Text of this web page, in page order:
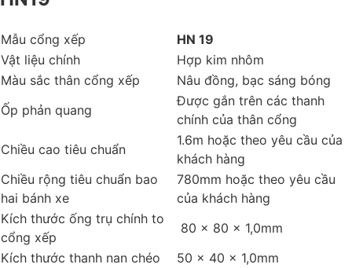
Mẫu cổng xếp
HN 19
Vật liệu chính
Hợp kim nhôm
Màu sắc thân cổng xếp
Nâu đồng, bạc sáng bóng
Ốp phản quang
Được gắn trên các thanh
chính của thân cổng
Chiều cao tiêu chuẩn
1.6m hoặc theo yêu cầu của
khách hàng
Chiều rộng tiêu chuẩn bao
hai bánh xe
780mm hoặc theo yêu cầu
của khách hàng
Kích thước ống trụ chính to
cổng xếp
80 x 80 x 1,0mm
Kích thước thanh nan chéo
50 x 40 x 1,0mm